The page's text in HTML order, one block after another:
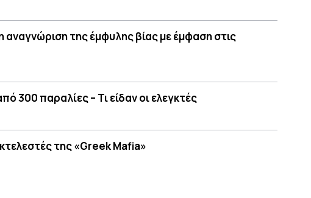
αναγνώριση της έμφυλης βίας με έμφαση στις
300 παραλίες – Τι είδαν οι ελεγκτές
της «Greek Mafia»